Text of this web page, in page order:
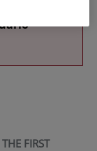
FIRST